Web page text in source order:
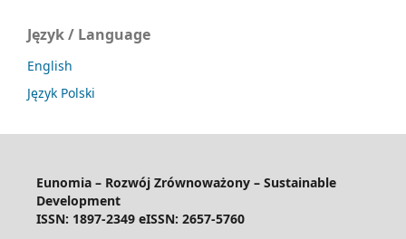
Język / Language
English
Język Polski
Eunomia – Rozwój Zrównoważony – Sustainable
Development
ISSN: 1897-2349 eISSN: 2657-5760